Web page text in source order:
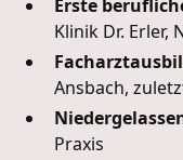
Erste
Klinik Dr. Erler,
Ansbach,
Praxis